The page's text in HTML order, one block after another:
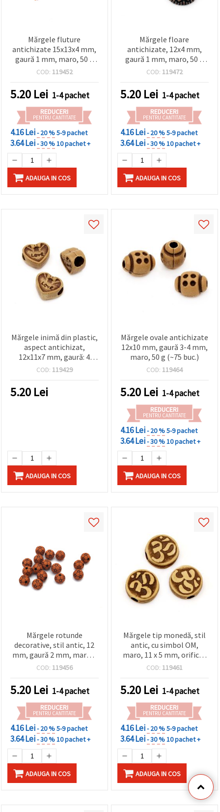
Mărgele fluture
antichizate 15x13x4 mm,
gaură 1 mm, maro, 50 g
(aprox. 108 buc.)
COD: 119452
5.20 Lei 1-4 pachet
REDUCERI
PENTRU CANTITATE
4.16 Lei- 20 %5-9 pachet
3.64 Lei- 30 %10 pachet +
ADAUGA IN COS
Mărgele floare
antichizate, 12x4 mm,
gaură 1 mm, maro, 50 g
(~112 buc.)
COD: 119472
5.20 Lei 1-4 pachet
REDUCERI
PENTRU CANTITATE
4.16 Lei- 20 %5-9 pachet
3.64 Lei- 30 %10 pachet +
ADAUGA IN COS
Mărgele inimă din plastic,
aspect antichizat,
12x11x7 mm, gaură: 4
mm, maro, 50 g (~80 buc.)
COD: 119429
5.20 Lei
ADAUGA IN COS
Mărgele ovale antichizate
12x10 mm, gaură 3-4 mm,
maro, 50 g (~75 buc.)
COD: 119464
5.20 Lei 1-4 pachet
REDUCERI
PENTRU CANTITATE
4.16 Lei- 20 %5-9 pachet
3.64 Lei- 30 %10 pachet +
ADAUGA IN COS
Mărgele rotunde
decorative, stil antic, 12
mm, gaură 2 mm, maro –
50 g (~46 buc.)
COD: 119456
5.20 Lei 1-4 pachet
REDUCERI
PENTRU CANTITATE
4.16 Lei- 20 %5-9 pachet
3.64 Lei- 30 %10 pachet +
ADAUGA IN COS
Mărgele tip monedă, stil
antic, cu simbol OM,
maro, 11 x 5 mm, orificiu:
2,5 mm – 50 g (~120 buc.)
COD: 119461
5.20 Lei 1-4 pachet
REDUCERI
PENTRU CANTITATE
4.16 Lei- 20 %5-9 pachet
3.64 Lei- 30 %10 pachet +
ADAUGA IN COS